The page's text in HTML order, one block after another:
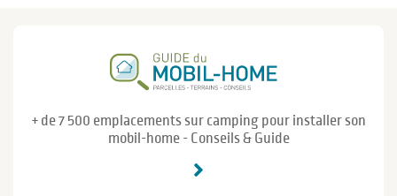
+ de 7 500 emplacements sur camping pour installer son
mobil-home - Conseils & Guide